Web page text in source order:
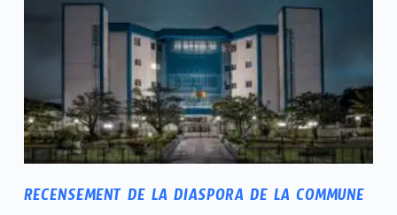
RECENSEMENT DE LA DIASPORA DE LA COMMUNE